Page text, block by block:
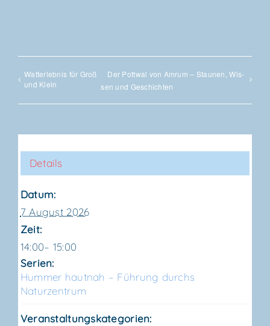
Wat­t­er­leb­nis für Groß
und Klein
Der Pott­wal von Amrum – Stau­nen, Wis­
sen und Geschichten
Details
Datum:
7 August 2026
Zeit:
14:00– 15:00
Serien:
Hum­mer haut­nah – Füh­rung durchs
Naturzentrum
Veranstaltungskategorien: